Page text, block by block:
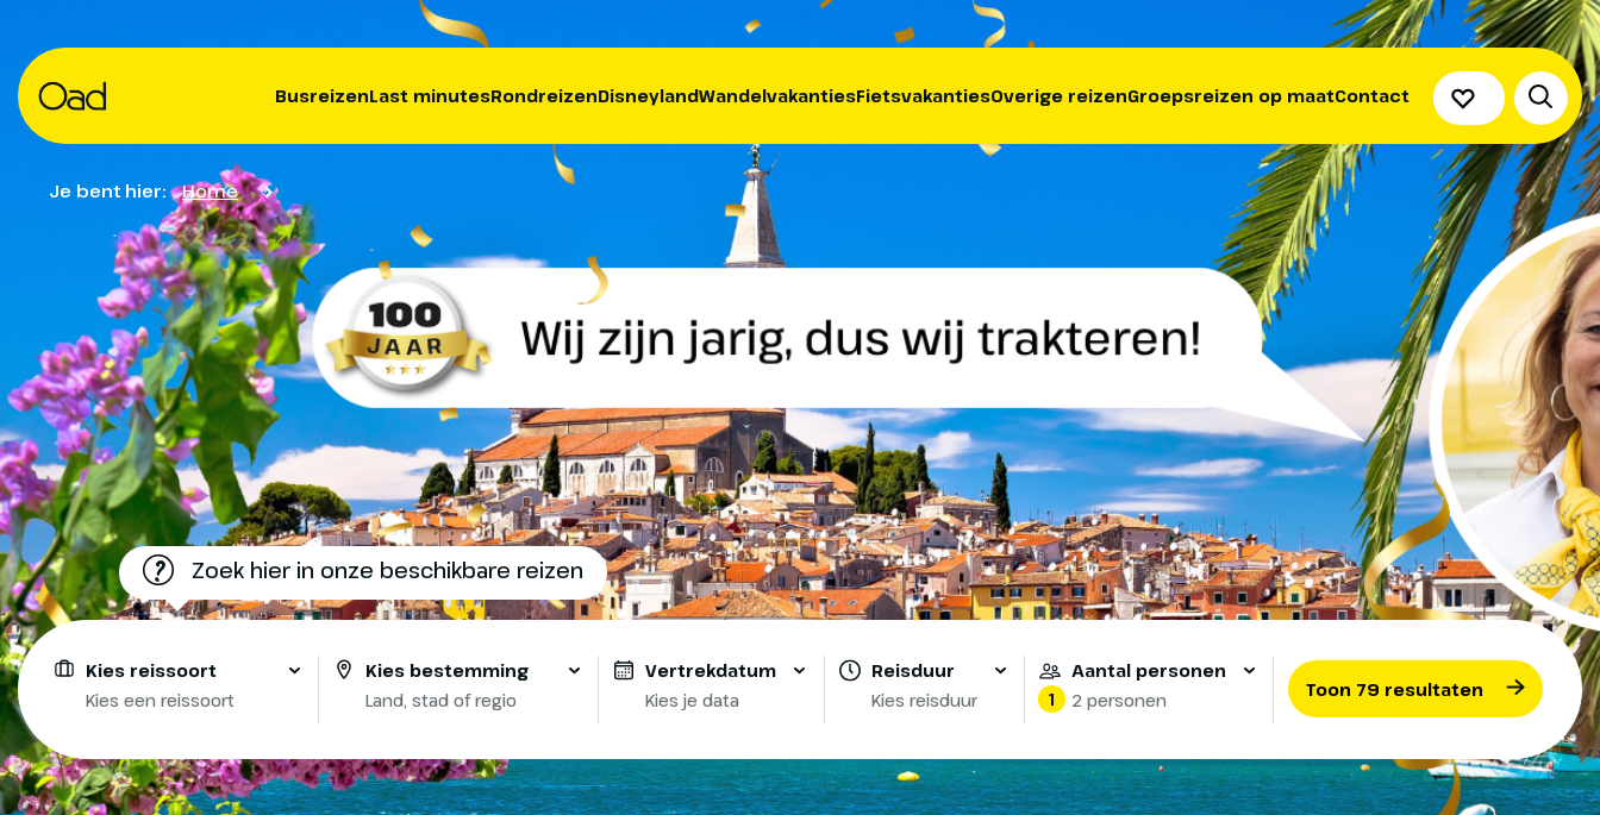
BusreizenLast minutesRondreizenDisneylandWandelvakantiesFietsvakantiesOverige reizenGroepsreizen op maatContact
Je bent hier: Home
? Zoek hier in onze beschikbare reizen
Kies reissoort
Kies een reissoort
Kies bestemming
Land, stad of regio
Vertrekdatum
Kies je data
Reisduur
Kies reisduur
Aantal personen
1 2 personen Toon 79 resultaten